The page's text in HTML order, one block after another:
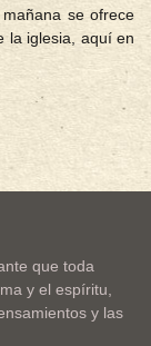
se ofrece
la iglesia, aquí en
que toda
y el espíritu,
y las